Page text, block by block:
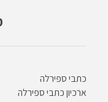
כתבי ספירלה
ארכיון כתבי ספירלה